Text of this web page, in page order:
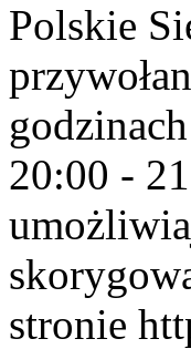
Polskie
20:00 -
stronie